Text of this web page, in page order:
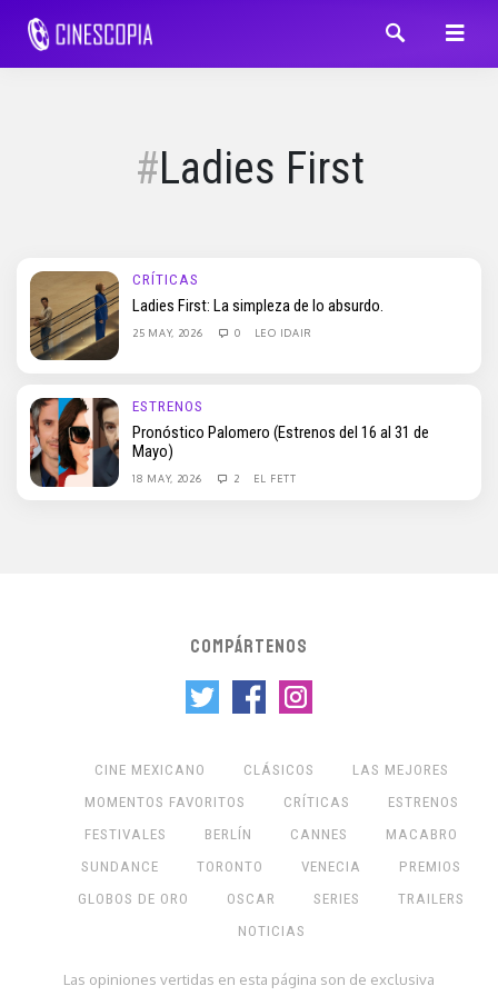
Ladies First
CRÍTICAS
Ladies First: La simpleza de lo absurdo.
25 MAY, 2026 0 LEO IDAIR
ESTRENOS
Pronóstico Palomero (Estrenos del 16 al 31 de
Mayo)
18 MAY, 2026 2 EL FETT
COMPÁRTENOS
CINE MEXICANO CLÁSICOS
LAS MEJORES
MOMENTOS FAVORITOS
CRÍTICAS
ESTRENOS
FESTIVALES
BERLÍN CANNES
MACABRO
SUNDANCE
TORONTO VENECIA
PREMIOS
GLOBOS DE ORO
OSCAR SERIES
TRAILERS
NOTICIAS
Las opiniones vertidas en esta página son de exclusiva